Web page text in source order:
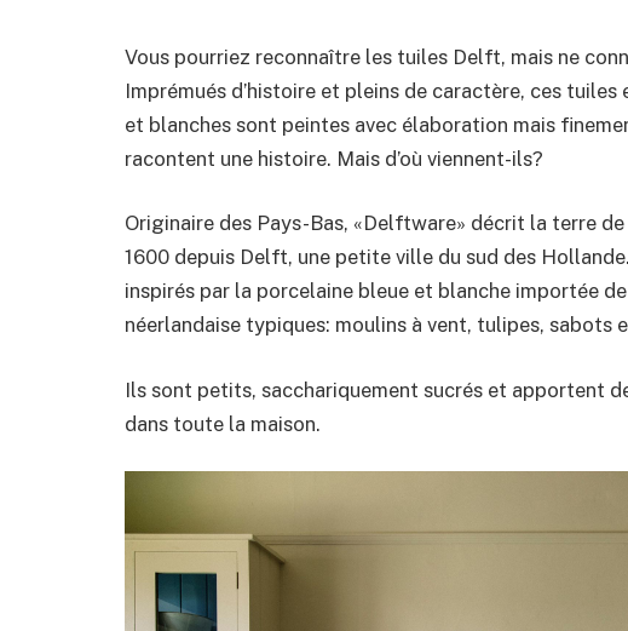
Vous pourriez reconnaître les tuiles Delft, mais ne
Imprémués d’histoire et pleins de caractère, ces
et blanches sont peintes avec élaboration mais
racontent une histoire. Mais d’où viennent-ils?
Originaire des Pays-Bas, «Delftware» décrit la terre
1600 depuis Delft, une petite ville du sud des
inspirés par la porcelaine bleue et blanche importée
néerlandaise typiques: moulins à vent, tulipes, sabots
Ils sont petits, sacchariquement sucrés et apportent
dans toute la maison.